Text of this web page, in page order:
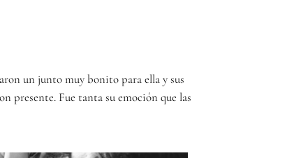
un junto muy bonito para ella y sus
presente. Fue tanta su emoción que las